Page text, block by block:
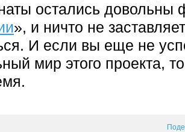
остались довольны
», и ничто не
И если вы еще не
мир этого проекта,